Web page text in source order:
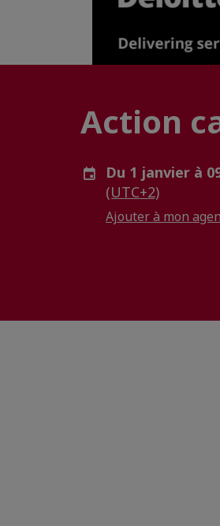
Action
Du 1 janvier à
(UTC+2)
Ajouter à mon